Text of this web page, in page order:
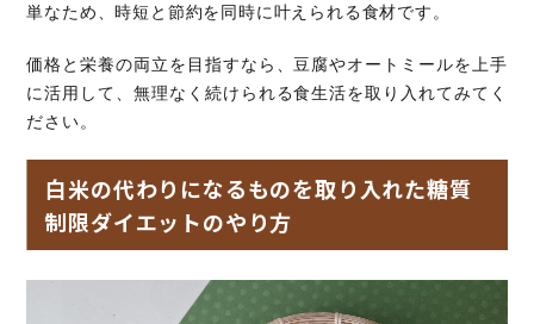
単なため、時短と節約を同時に叶えられる食材です。
価格と栄養の両立を目指すなら、豆腐やオートミールを上手
に活用して、無理なく続けられる食生活を取り入れてみてく
ださい。
白米の代わりになるものを取り入れた糖質
制限ダイエットのやり方